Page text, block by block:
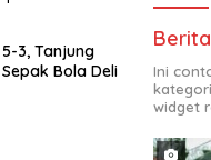
3, Tanjung
Bola Deli
Ini
widget